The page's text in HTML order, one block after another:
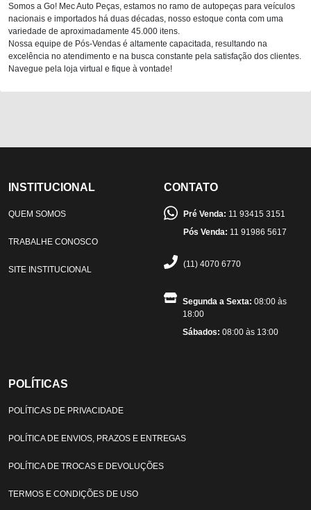
Somos a Go! Mec Auto Peças, estamos no ramo de autopeças para veículos
nacionais e importados há duas décadas, nosso estoque conta com uma
variedade de aproximadamente 45.000 itens.
Nossa equipe de Pós-Vendas é altamente capacitada, resultando na
excelência no atendimento e na busca constante pela satisfação dos clientes.
Navegue pela loja virtual e fique à vontade!
INSTITUCIONAL
QUEM SOMOS
TRABALHE CONOSCO
SITE INSTITUCIONAL
CONTATO
Pré Venda: 11 93415 3151
Pós Venda: 11 91986 5617
(11) 4070 6770
Segunda a Sexta: 08:00 às
18:00
Sábados: 08:00 às 13:00
POLÍTICAS
POLÍTICAS DE PRIVACIDADE
POLÍTICA DE ENVIOS, PRAZOS E ENTREGAS
POLÍTICA DE TROCAS E DEVOLUÇÕES
TERMOS E CONDIÇÕES DE USO